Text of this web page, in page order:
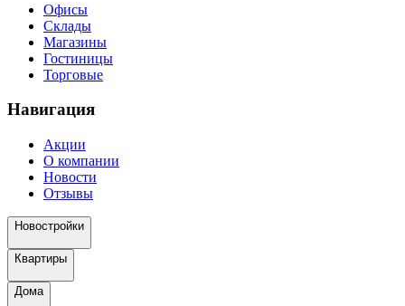
Офисы
Склады
Магазины
Гостиницы
Торговые
Навигация
Акции
О компании
Новости
Отзывы
Новостройки
Квартиры
Дома